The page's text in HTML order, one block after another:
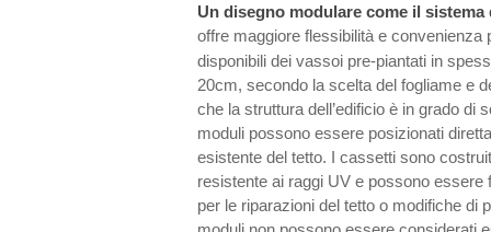
Un disegno modulare come il sistema
offre maggiore flessibilità e convenienza
disponibili dei vassoi pre-piantati in
20cm, secondo la scelta del fogliame e
che la struttura dell’edificio è in grado di
moduli possono essere posizionati
esistente del tetto. I cassetti sono
resistente ai raggi UV e possono essere
per le riparazioni del tetto o modifiche di